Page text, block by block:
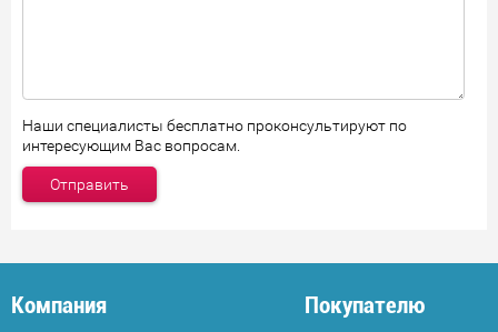
Наши специалисты бесплатно проконсультируют по
интересующим Вас вопросам.
Компания Покупателю